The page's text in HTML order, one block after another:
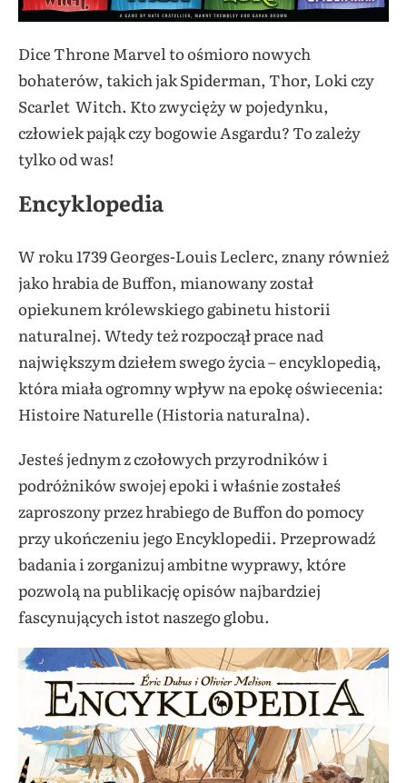
Dice Throne Marvel to ośmioro nowych
bohaterów, takich jak Spiderman, Thor, Loki czy
Scarlet Witch. Kto zwycięży w pojedynku,
człowiek pająk czy bogowie Asgardu? To zależy
tylko od was!
Encyklopedia
W roku 1739 Georges-Louis Leclerc, znany również
jako hrabia de Buffon, mianowany został
opiekunem królewskiego gabinetu historii
naturalnej. Wtedy też rozpoczął prace nad
największym dziełem swego życia – encyklopedią,
która miała ogromny wpływ na epokę oświecenia:
Histoire Naturelle (Historia naturalna).
Jesteś jednym z czołowych przyrodników i
podróżników swojej epoki i właśnie zostałeś
zaproszony przez hrabiego de Buffon do pomocy
przy ukończeniu jego Encyklopedii. Przeprowadź
badania i zorganizuj ambitne wyprawy, które
pozwolą na publikację opisów najbardziej
fascynujących istot naszego globu.